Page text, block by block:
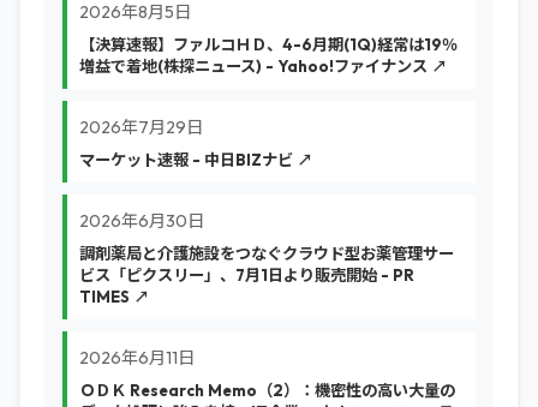
2026年8月5日
【決算速報】ファルコＨＤ、4-6月期(1Q)経常は19％
増益で着地(株探ニュース) - Yahoo!ファイナンス ↗
2026年7月29日
マーケット速報 - 中日BIZナビ ↗
2026年6月30日
調剤薬局と介護施設をつなぐクラウド型お薬管理サー
ビス「ピクスリー」、7月1日より販売開始 - PR
TIMES ↗
2026年6月11日
ＯＤＫ Research Memo（2）：機密性の高い大量の